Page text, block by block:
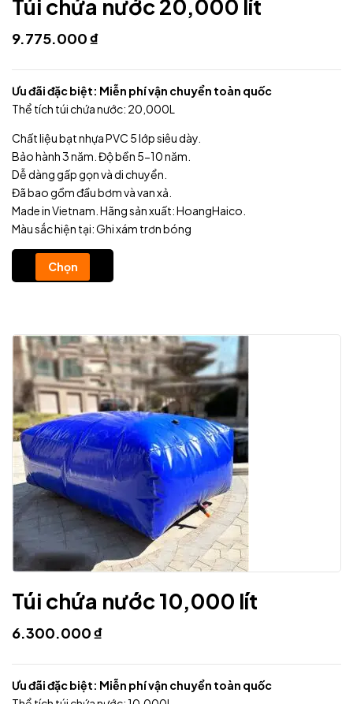
Túi chứa nước 20,000 lít
9.775.000₫
Ưu đãi đặc biệt: Miễn phí vận chuyển toàn quốc
Thể tích túi chứa nước: 20,000L
Chất liệu bạt nhựa PVC 5 lớp siêu dày.
Bảo hành 3 năm. Độ bền 5-10 năm.
Dễ dàng gấp gọn và di chuyển.
Đã bao gồm đầu bơm và van xả.
Made in Vietnam. Hãng sản xuất: HoangHaico.
Màu sắc hiện tại: Ghi xám trơn bóng
Chọn
Túi chứa nước 10,000 lít
6.300.000₫
Ưu đãi đặc biệt: Miễn phí vận chuyển toàn quốc